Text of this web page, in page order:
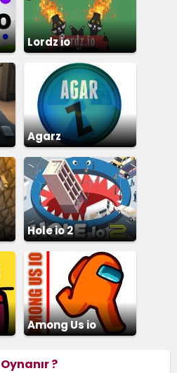
Lordz io
Agarz
Hole io 2
Among Us io
?